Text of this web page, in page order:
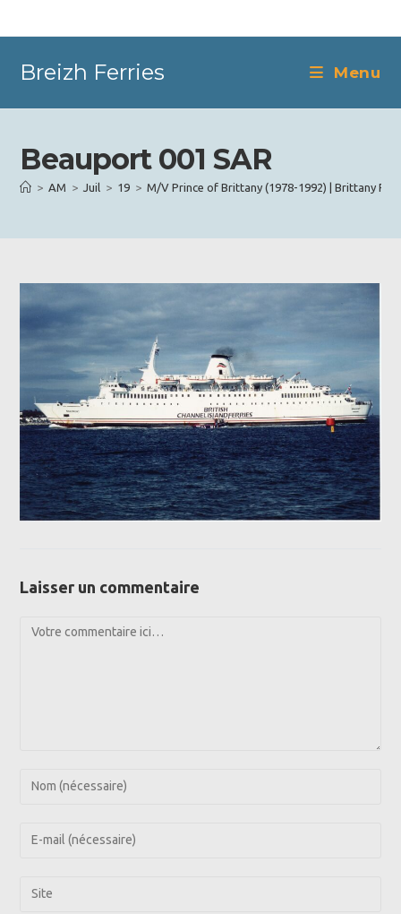
Breizh Ferries Menu
Beauport 001 SAR
> AM > Juil > 19 > M/V Prince of Brittany (1978-1992) | Brittany
Laisser un commentaire
Comment
Enter
Enter
address
Saisir